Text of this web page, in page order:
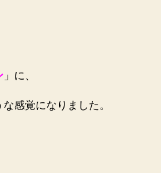
」に、
感覚になりました。